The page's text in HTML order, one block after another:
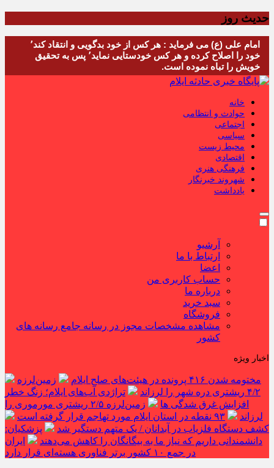
حدیث روز
امام علی (ع) می فرماید : هر کس از خود بدگویی و انتقاد کند٬
خود را اصلاح کرده و هر کس خودستایی نماید٬ پس به تحقیق
خویش را تباه نموده است.
خانه
حوادث و انتظامی
اجتماعی
سیاسی
محیط زیست
اقتصادی
فرهنگی هنری
شهروند خبرنگار
یادداشت
آرشیو
ارتباط با ما
اعضا
حساب کاربری من
درباره ما
سبد خرید
فروشگاه
مشاهده مشخصات مجوز در رسانه جامع رسانه های
کشور
اخبار ویژه
مختومه شدن ۴۱۶ پرونده در هیئت‌های صلح ایلام
زمین‌لرزه
۴/۲ ریشتری دره شهر را لرزاند
تراژدی آب‌های ایلام؛ زنگ خطر
افزایش غرق شدگی ها
زمین‌لرزه ۲/۵ ریشتری مورموری را
لرزاند
۹۳ نقطه در استان ایلام مورد تهاجم قرار گرفته است
کشف دستگاه فلزیاب در آبدانان / یک متهم دستگیر شد
پزشکیان:
دانشمندانی داریم که نیاز ما به بیگانگان را کاهش می‌دهند
ایران
در جمع ۱۰ کشور برتر فناوری هسته‌ای قرار دارد